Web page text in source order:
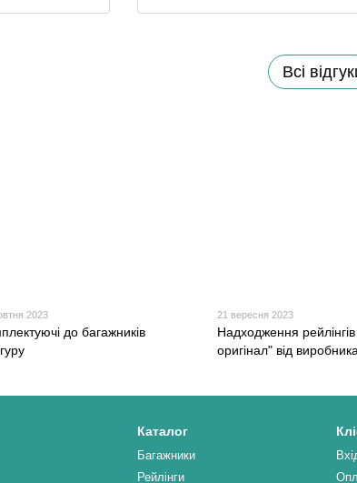
та забрати з точки видачі, можна
Всі
2023
до багажників
21 вересня 2023
Надходження рейлінгів
оригінал" від
Каталог
Багажники
Рейлінги